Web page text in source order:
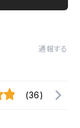
通報する
(36)